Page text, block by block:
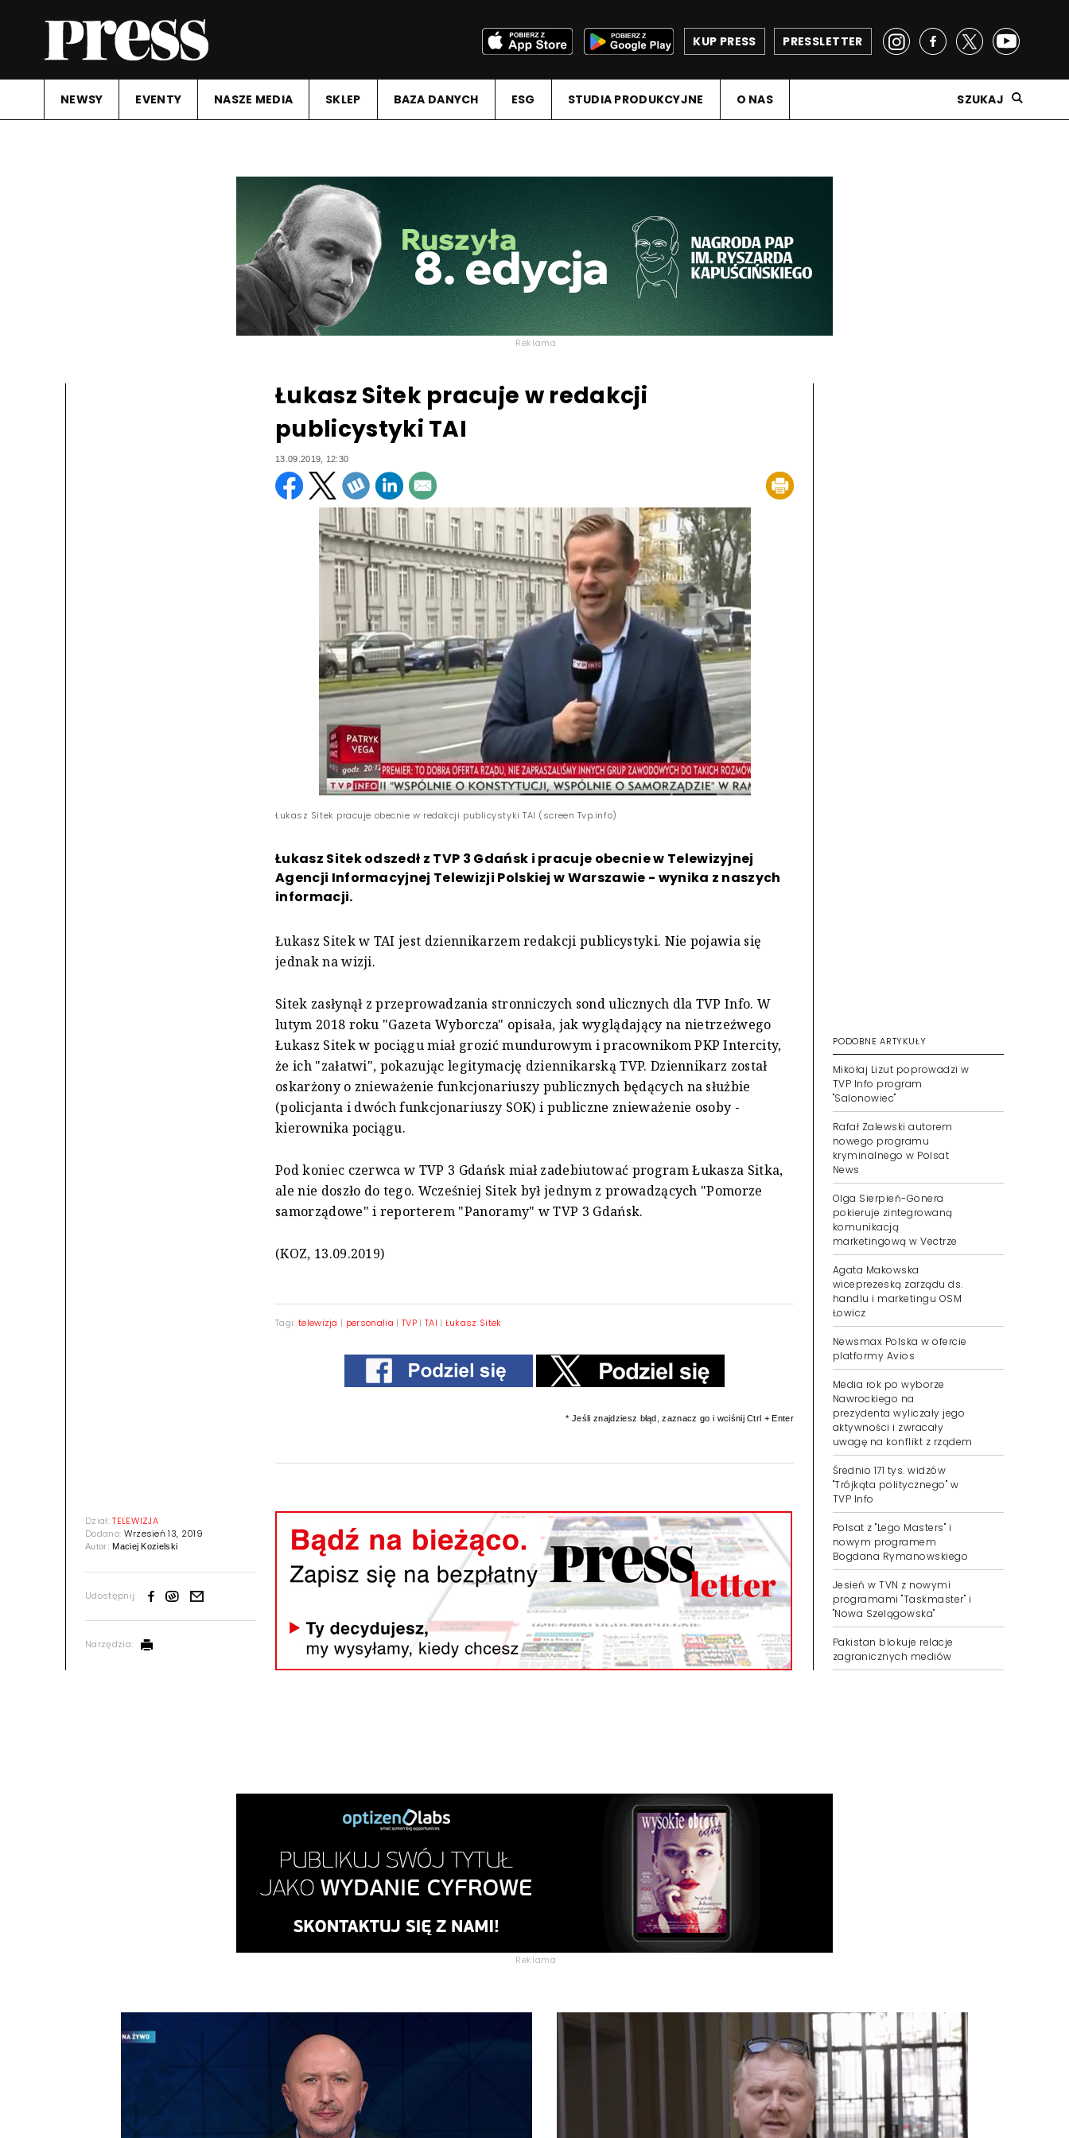
PRESSLETTER
KUP PRESS
NEWSY EVENTY NASZE MEDIA SKLEP BAZA DANYCH ESG STUDIA PRODUKCYJNE O NAS SZUKAJ
Reklama
Dział:TELEWIZJA
Dodano: Wrzesień 13, 2019
Autor:Maciej Kozielski
Udostępnij:
Narzędzia:
Łukasz Sitek pracuje w redakcji
publicystyki TAI
13.09.2019, 12:30
Łukasz Sitek pracuje obecnie w redakcji publicystyki TAI (screen Tvp.info)
Łukasz Sitek odszedł z TVP 3 Gdańsk i pracuje obecnie w Telewizyjnej
Agencji Informacyjnej Telewizji Polskiej w Warszawie - wynika z naszych
informacji.
Łukasz Sitek w TAI jest dziennikarzem redakcji publicystyki. Nie pojawia się
jednak na wizji.
Sitek zasłynął z przeprowadzania stronniczych sond ulicznych dla TVP Info. W
lutym 2018 roku "Gazeta Wyborcza" opisała, jak wyglądający na nietrzeźwego
Łukasz Sitek w pociągu miał grozić mundurowym i pracownikom PKP Intercity,
że ich "załatwi", pokazując legitymację dziennikarską TVP. Dziennikarz został
oskarżony o znieważenie funkcjonariuszy publicznych będących na służbie
(policjanta i dwóch funkcjonariuszy SOK) i publiczne znieważenie osoby -
kierownika pociągu.
Pod koniec czerwca w TVP 3 Gdańsk miał zadebiutować program Łukasza Sitka,
ale nie doszło do tego. Wcześniej Sitek był jednym z prowadzących "Pomorze
samorządowe" i reporterem "Panoramy" w TVP 3 Gdańsk.
(KOZ, 13.09.2019)
Tagi: telewizja | personalia | TVP| TAI | Łukasz Sitek
* Jeśli znajdziesz błąd, zaznacz go i wciśnij Ctrl + Enter
PODOBNE ARTYKUŁY
Mikołaj Lizut poprowadzi w
TVP Info program
"Salonowiec"
Rafał Zalewski autorem
nowego programu
kryminalnego w Polsat
News
Olga Sierpień-Gonera
pokieruje zintegrowaną
komunikacją
marketingową w Vectrze
Agata Makowska
wiceprezeską zarządu ds.
handlu i marketingu OSM
Łowicz
Newsmax Polska w ofercie
platformy Avios
Media rok po wyborze
Nawrockiego na
prezydenta wyliczały jego
aktywności i zwracały
uwagę na konflikt z rządem
Średnio 171 tys. widzów
"Trójkąta politycznego" w
TVP Info
Polsat z "Lego Masters" i
nowym programem
Bogdana Rymanowskiego
Jesień w TVN z nowymi
programami "Taskmaster" i
"Nowa Szelągowska"
Pakistan blokuje relacje
zagranicznych mediów
Reklama